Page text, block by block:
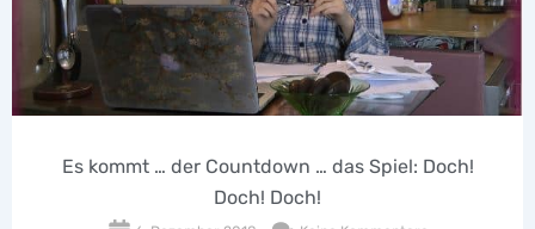
… der Countdown … das Spiel: Doch!